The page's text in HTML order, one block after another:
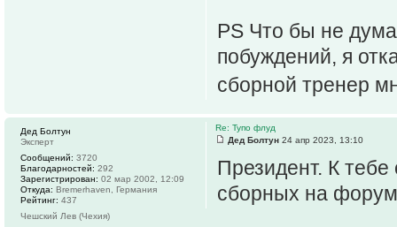
PS Что бы не
побуждений, я
сборной тренер
Re: Тупо флуд
Дед Болтун 24 апр 2023, 13:10
Президент. К
сборных на
Дед Болтун
Эксперт
Сообщений: 3720
Благодарностей: 292
Зарегистрирован: 02 мар 2002, 12:09
Откуда: Bremerhaven, Германия
Рейтинг: 437
Чешский Лев (Чехия)